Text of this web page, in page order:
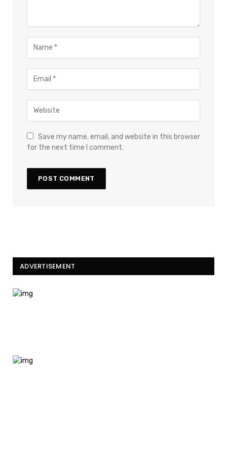
Save my name, email, and website in this browser
for the next time I comment.
ADVERTISEMENT